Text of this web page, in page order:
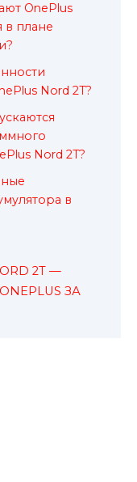
OnePlus
в плане
Nord 2T?
Nord 2T?
в
2T —
ЗА